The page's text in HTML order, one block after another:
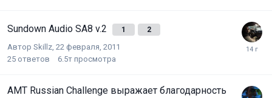
Sundown Audio SA8 v.2 1 2
Автор Skillz 22 февраля, 2011
25 ответов 6.5т просмотра
АМТ Russian Challenge выражает благодарность